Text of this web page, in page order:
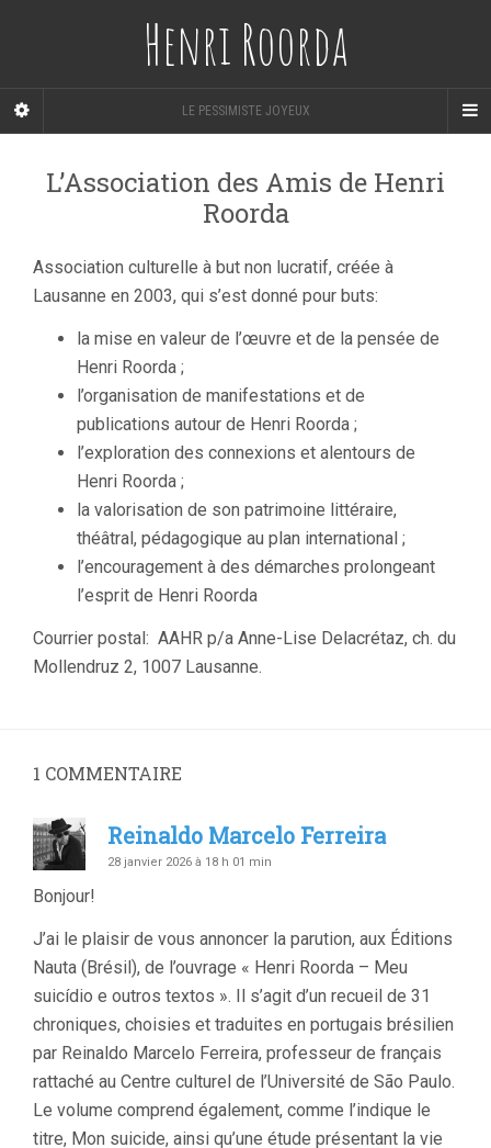
Henri Roorda
LE PESSIMISTE JOYEUX
L’Association des Amis de Henri
Roorda
Association culturelle à but non lucratif, créée à
Lausanne en 2003, qui s’est donné pour buts:
la mise en valeur de l’œuvre et de la pensée de
Henri Roorda ;
l’organisation de manifestations et de
publications autour de Henri Roorda ;
l’exploration des connexions et alentours de
Henri Roorda ;
la valorisation de son patrimoine littéraire,
théâtral, pédagogique au plan international ;
l’encouragement à des démarches prolongeant
l’esprit de Henri Roorda
Courrier postal: AAHR p/a Anne-Lise Delacrétaz, ch. du
Mollendruz 2, 1007 Lausanne.
1 COMMENTAIRE
Reinaldo Marcelo Ferreira
28 janvier 2026 à 18 h 01 min
Bonjour!
J’ai le plaisir de vous annoncer la parution, aux Éditions
Nauta (Brésil), de l’ouvrage « Henri Roorda – Meu
suicídio e outros textos ». Il s’agit d’un recueil de 31
chroniques, choisies et traduites en portugais brésilien
par Reinaldo Marcelo Ferreira, professeur de français
rattaché au Centre culturel de l’Université de São Paulo.
Le volume comprend également, comme l’indique le
titre, Mon suicide, ainsi qu’une étude présentant la vie